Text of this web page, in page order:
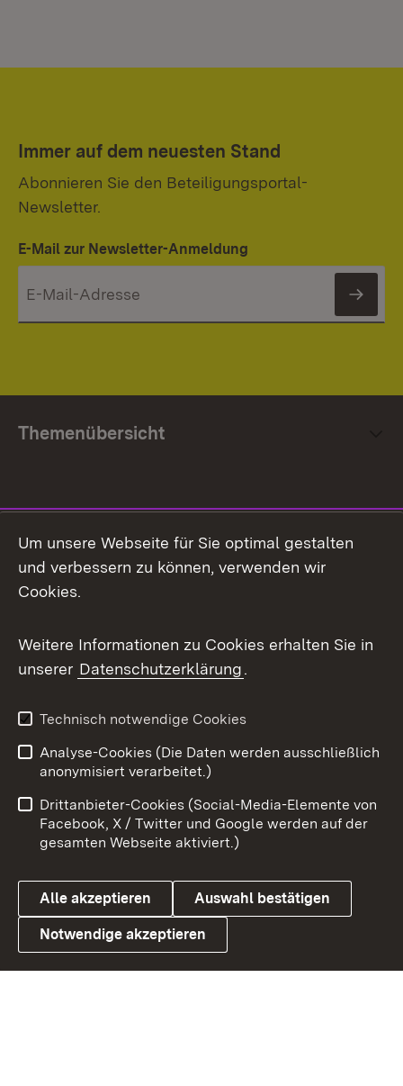
Immer auf dem neuesten Stand
Abonnieren Sie den Beteiligungsportal-
Newsletter.
E-Mail zur Newsletter-Anmeldung
Themenübersicht
Facebook
X / Twitter
Youtube
Link zum Landesportal
Impressum
Kontakt
Barrierefreiheit
Datenschutz
Cookies
Um unsere Webseite für Sie optimal gestalten
und verbessern zu können, verwenden wir
Cookies.
Weitere Informationen zu Cookies erhalten Sie in
unserer Datenschutzerklärung.
Technisch notwendige Cookies
Analyse-Cookies (Die Daten werden ausschließlich
anonymisiert verarbeitet.)
Drittanbieter-Cookies (Social-Media-Elemente von
Facebook, X / Twitter und Google werden auf der
gesamten Webseite aktiviert.)
Alle akzeptieren Auswahl bestätigen
Notwendige akzeptieren